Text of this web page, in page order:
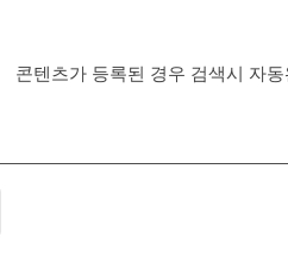
콘텐츠가 등록된 경우 검색시 자